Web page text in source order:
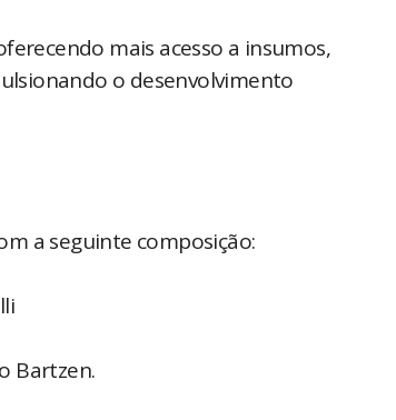
mais acesso a insumos,
o desenvolvimento
a seguinte composição:
Bartzen.